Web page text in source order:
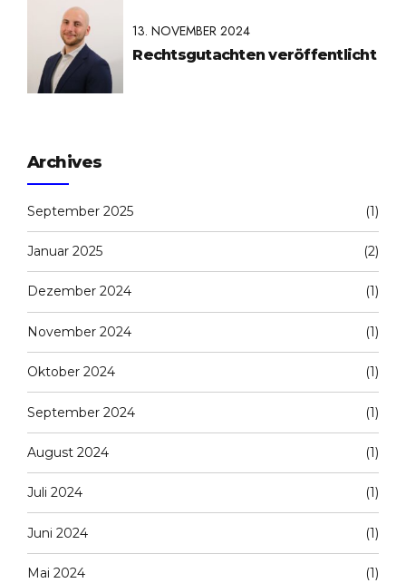
13. NOVEMBER 2024
Rechtsgutachten veröffentlicht
Archives
September 2025 (1)
Januar 2025 (2)
Dezember 2024 (1)
November 2024 (1)
Oktober 2024 (1)
September 2024 (1)
August 2024 (1)
Juli 2024 (1)
Juni 2024 (1)
Mai 2024 (1)